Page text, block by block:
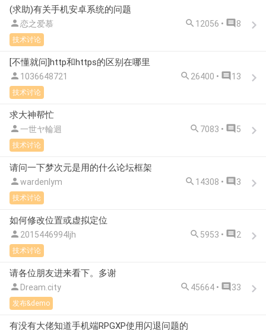
(求助)有关手机安卓系统的问题
恋之爱慕  12056 •  8
技术讨论
[不懂就问]http和https的区别在哪里
 1036648721  26400 •  13
技术讨论
求大神帮忙
一世ヤ輪迴  7083 •  5
技术讨论
请问一下梦次元是用的什么论坛框架
wardenlym  14308 •  3
技术讨论
如何修改位置或虚拟定位
 2015446994ljh  5953 •  2
技术讨论
请各位朋友进来看下。多谢
 Dream.city  45664 •  33
发布&demo
有没有大佬知道手机端RPGXP使用闪退问题的